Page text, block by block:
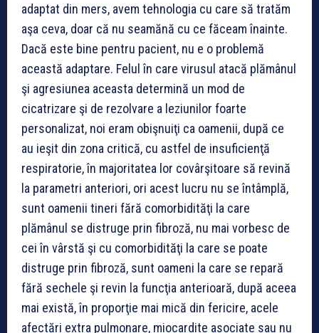
adaptat din mers, avem tehnologia cu care să tratăm
aşa ceva, doar că nu seamănă cu ce făceam înainte.
Dacă este bine pentru pacient, nu e o problemă
această adaptare. Felul în care virusul atacă plămânul
şi agresiunea aceasta determină un mod de
cicatrizare şi de rezolvare a leziunilor foarte
personalizat, noi eram obişnuiţi ca oamenii, după ce
au ieşit din zona critică, cu astfel de insuficienţă
respiratorie, în majoritatea lor covârşitoare să revină
la parametri anteriori, ori acest lucru nu se întâmplă,
sunt oamenii tineri fără comorbidităţi la care
plămânul se distruge prin fibroză, nu mai vorbesc de
cei în vârstă şi cu comorbidităţi la care se poate
distruge prin fibroză, sunt oameni la care se repară
fără sechele şi revin la funcţia anterioară, după aceea
mai există, în proporţie mai mică din fericire, acele
afectări extra pulmonare, miocardite asociate sau nu